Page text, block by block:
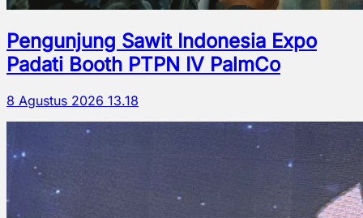
Pengunjung Sawit Indonesia Expo
Padati Booth PTPN IV PalmCo
8 Agustus 2026 13.18